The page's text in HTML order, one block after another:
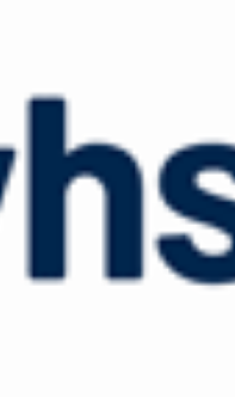
Name
E-Mail-Adresse
Website